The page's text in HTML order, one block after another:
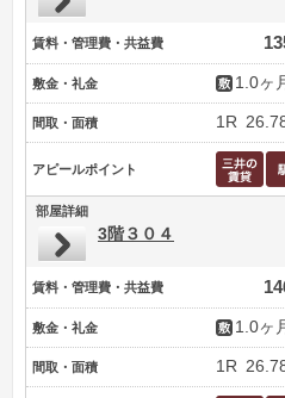
賃料・管理費・共益費
敷金・礼金 1.0ヶ
間取・面積 1R
アピールポイント
部屋詳細
3階３０４
賃料・管理費・共益費
敷金・礼金 1.0ヶ
間取・面積 1R